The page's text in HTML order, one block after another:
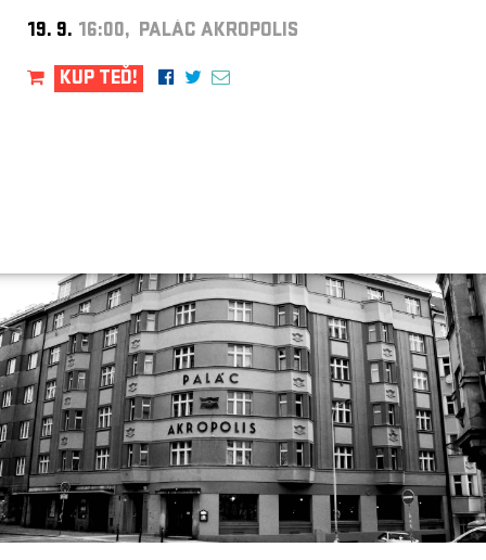
19. 9. 16:00, PALÁC AKROPOLIS
KUP TEĎ!